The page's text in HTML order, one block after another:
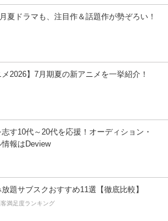
夏ドラマも、注目作＆話題作が勢ぞろい！
メ2026】7月期夏の新アニメを一挙紹介！
す10代～20代を応援！オーディション・
情報はDeview
題サブスクおすすめ11選【徹底比較】
満足度ランキング